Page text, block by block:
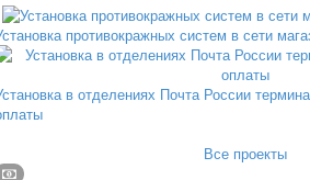
противокражных систем в сети
в отделениях Почта России
Все проекты